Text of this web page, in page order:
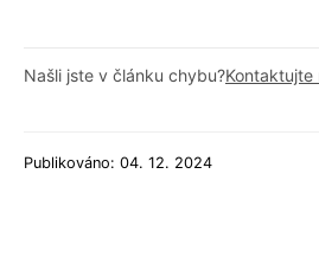
Našli jste v článku chybu?Kontaktujte
Publikováno: 04. 12. 2024